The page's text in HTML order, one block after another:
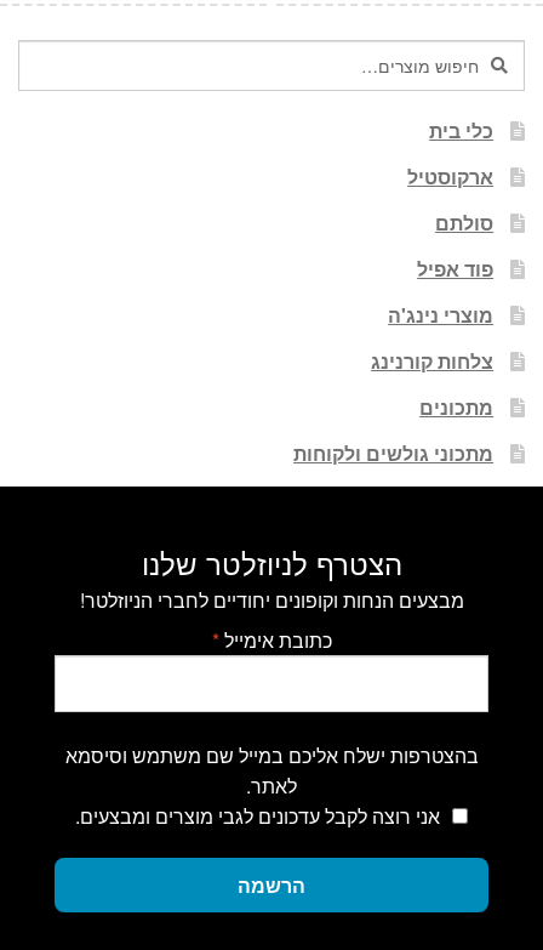
חיפוש
עבור:
חיפוש
כלי בית
ארקוסטיל
סולתם
פוד אפיל
מוצרי נינג'ה
צלחות קורנינג
מתכונים
מתכוני גולשים ולקוחות
הצטרף לניוזלטר שלנו
מבצעים הנחות וקופונים יחודיים לחברי הניוזלטר!
כתובת אימייל*
בהצטרפות ישלח אליכם במייל שם משתמש וסיסמא
לאתר.
אני רוצה לקבל עדכונים לגבי מוצרים ומבצעים.
הרשמה